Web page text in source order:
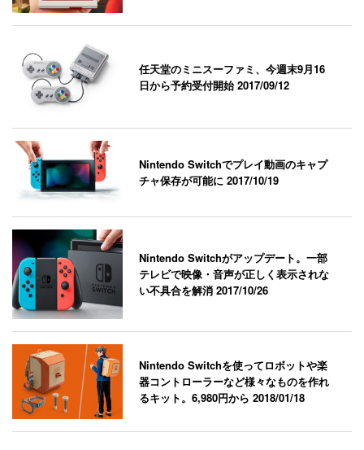
任天堂のミニスーファミ、今週末9月16
日から予約受付開始2017/09/12
Nintendo Switchでプレイ動画のキャプ
チャ保存が可能に2017/10/19
Nintendo Switchがアップデート。一部
テレビで映像・音声が正しく表示されな
い不具合を解消2017/10/26
Nintendo Switchを使ってロボットや楽
器コントローラーなど様々なものを作れ
るキット。6,980円から2018/01/18